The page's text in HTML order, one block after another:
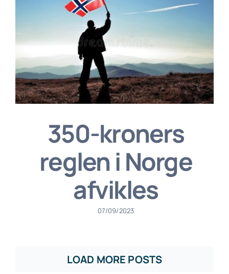
350-kroners
reglen i Norge
afvikles
07/09/2023
LOAD MORE POSTS